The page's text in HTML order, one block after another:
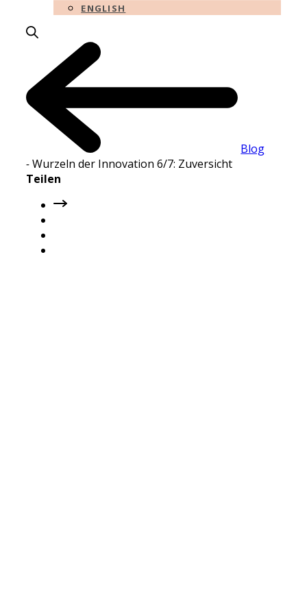
ENGLISH
Blog
-Wurzeln der Innovation 6/7: Zuversicht
Teilen